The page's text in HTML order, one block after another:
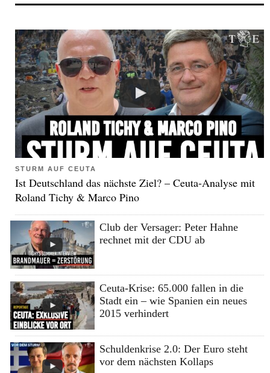
STURM AUF CEUTA
Ist Deutschland das nächste Ziel? – Ceuta-Analyse mit
Roland Tichy & Marco Pino
Club der Versager: Peter Hahne
rechnet mit der CDU ab
Ceuta-Krise: 65.000 fallen in die
Stadt ein – wie Spanien ein neues
2015 verhindert
Schuldenkrise 2.0: Der Euro steht
vor dem nächsten Kollaps